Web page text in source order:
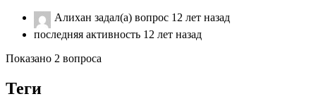
Алихан задал(а) вопрос 12 лет назад
последняя активность 12 лет назад
Показано 2 вопроса
Теги